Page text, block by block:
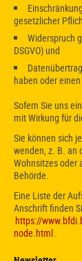
gesetzlicher
Widerspruch
DSGVO) und
haben oder
Sofern Sie uns
mit Wirkung für
Sie können sich
wenden, z. B. an
Wohnsitzes oder
Behörde.
Eine Liste der
Anschrift finden
https://
node.html.